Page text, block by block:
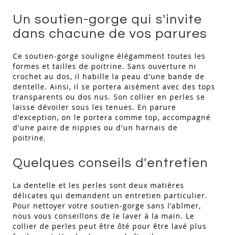
Un soutien-gorge qui s'invite
dans chacune de vos parures
Ce soutien-gorge souligne élégamment toutes les
formes et tailles de poitrine. Sans ouverture ni
crochet au dos, il habille la peau d'une bande de
dentelle. Ainsi, il se portera aisément avec des tops
transparents ou dos nus. Son collier en perles se
laisse dévoiler sous les tenues. En parure
d'exception, on le portera comme top, accompagné
d'une paire de nippies ou d'un harnais de
poitrine.
Quelques conseils d'entretien
La dentelle et les perles sont deux matières
délicates qui demandent un entretien particulier.
Pour nettoyer votre soutien-gorge sans l'abîmer,
nous vous conseillons de le laver à la main. Le
collier de perles peut être ôté pour être lavé plus